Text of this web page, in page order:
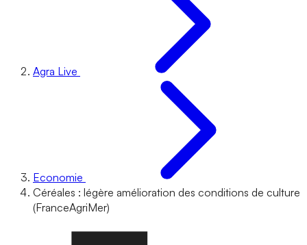
Agra Live
Economie
Céréales : légère amélioration des conditions de culture
(FranceAgriMer)